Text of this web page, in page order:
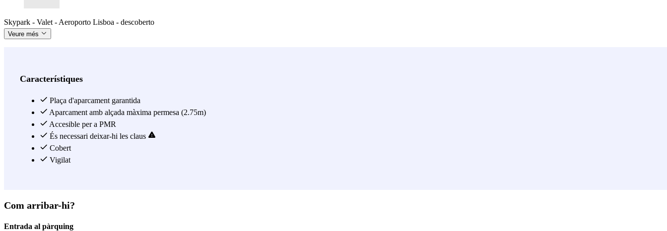
Skypark - Valet - Aeroporto Lisboa - descoberto
Veure més
Característiques
Plaça d'aparcament garantida
Aparcament amb alçada màxima permesa (2.75m)
Accesible per a PMR
És necessari deixar-hi les claus
Cobert
Vigilat
Com arribar-hi?
Entrada al pàrquing